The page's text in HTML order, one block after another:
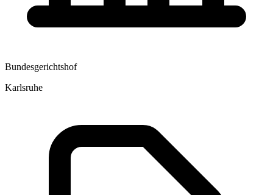
Bundesgerichtshof
Karlsruhe